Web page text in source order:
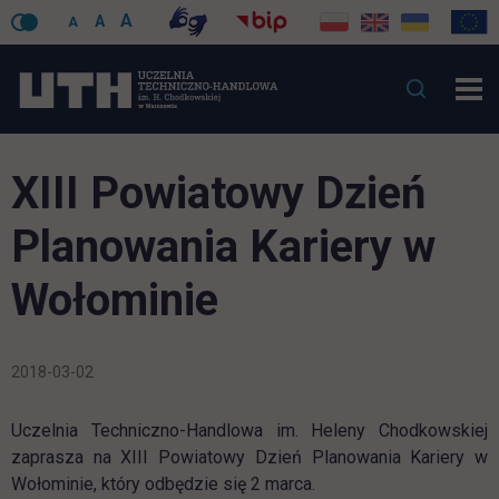
A A A
XIII Powiatowy Dzień
Planowania Kariery w
Wołominie
2018-03-02
Uczelnia Techniczno-Handlowa im. Heleny Chodkowskiej
zaprasza na XIII Powiatowy Dzień Planowania Kariery w
Wołominie, który odbędzie się 2 marca.